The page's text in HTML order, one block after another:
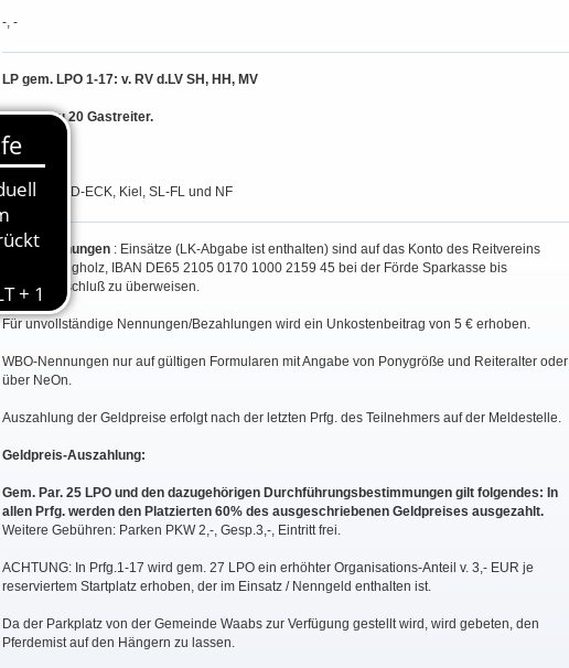
-, -
LP gem. LPO 1-17: v. RV d.LV SH, HH, MV
und bis zu 20 Gastreiter.
LP 19- 25
RV d .RB RD-ECK, Kiel, SL-FL und NF
WBO-Nennungen : Einsätze (LK-Abgabe ist enthalten) sind auf das Konto des Reitvereins
Waabs-Langholz, IBAN DE65 2105 0170 1000 2159 45 bei der Förde Sparkasse bis
Nennungsschluß zu überweisen.
Für unvollständige Nennungen/Bezahlungen wird ein Unkostenbeitrag von 5 € erhoben.
WBO-Nennungen nur auf gültigen Formularen mit Angabe von Ponygröße und Reiteralter oder
über NeOn.
Auszahlung der Geldpreise erfolgt nach der letzten Prfg. des Teilnehmers auf der Meldestelle.
Geldpreis-Auszahlung:
Gem. Par. 25 LPO und den dazugehörigen Durchführungsbestimmungen gilt folgendes: In
allen Prfg. werden den Platzierten 60% des ausgeschriebenen Geldpreises ausgezahlt.
Weitere Gebühren: Parken PKW 2,-, Gesp.3,-, Eintritt frei.
ACHTUNG: In Prfg.1-17 wird gem. 27 LPO ein erhöhter Organisations-Anteil v. 3,- EUR je
reserviertem Startplatz erhoben, der im Einsatz / Nenngeld enthalten ist.
Da der Parkplatz von der Gemeinde Waabs zur Verfügung gestellt wird, wird gebeten, den
Pferdemist auf den Hängern zu lassen.